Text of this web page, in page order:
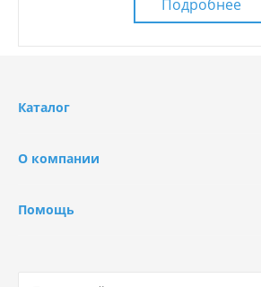
Подробнее
Каталог
О компании
Помощь